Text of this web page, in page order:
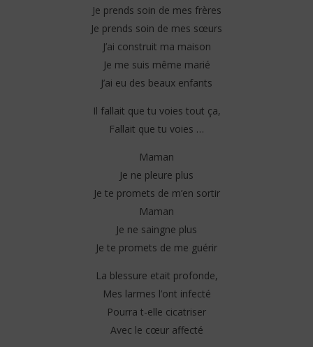
Je prends soin de mes frères
Je prends soin de mes sœurs
J’ai construit ma maison
Je me suis même marié
J’ai eu des beaux enfants
Il fallait que tu voies tout ça,
Fallait que tu voies …
Maman
Je ne pleure plus
Je te promets de m’en sortir
Maman
Je ne saingne plus
Je te promets de me guérir
La blessure etait profonde,
Mes larmes l’ont infecté
Pourra t-elle cicatriser
Avec le cœur affecté